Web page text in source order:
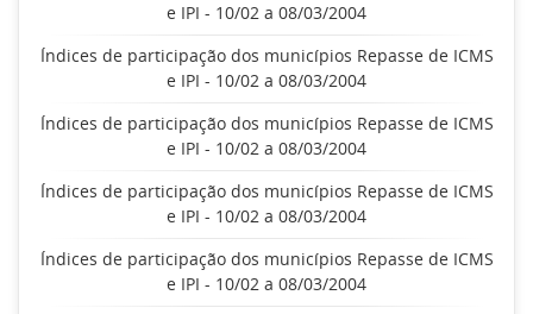
e IPI - 10/02 a 08/03/2004
Índices de participação dos municípios Repasse de ICMS
e IPI - 10/02 a 08/03/2004
Índices de participação dos municípios Repasse de ICMS
e IPI - 10/02 a 08/03/2004
Índices de participação dos municípios Repasse de ICMS
e IPI - 10/02 a 08/03/2004
Índices de participação dos municípios Repasse de ICMS
e IPI - 10/02 a 08/03/2004